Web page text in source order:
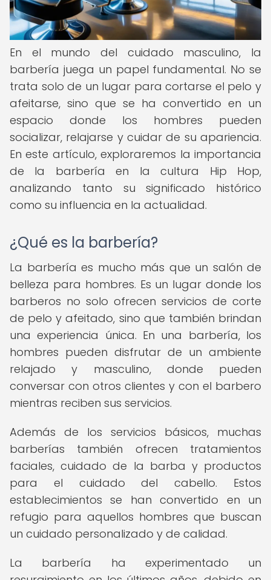
En el mundo del cuidado masculino, la
barbería juega un papel fundamental. No se
trata solo de un lugar para cortarse el pelo y
afeitarse, sino que se ha convertido en un
espacio donde los hombres pueden
socializar, relajarse y cuidar de su apariencia.
En este artículo, exploraremos la importancia
de la barbería en la cultura Hip Hop,
analizando tanto su significado histórico
como su influencia en la actualidad.
¿Qué es la barbería?
La barbería es mucho más que un salón de
belleza para hombres. Es un lugar donde los
barberos no solo ofrecen servicios de corte
de pelo y afeitado, sino que también brindan
una experiencia única. En una barbería, los
hombres pueden disfrutar de un ambiente
relajado y masculino, donde pueden
conversar con otros clientes y con el barbero
mientras reciben sus servicios.
Además de los servicios básicos, muchas
barberías también ofrecen tratamientos
faciales, cuidado de la barba y productos
para el cuidado del cabello. Estos
establecimientos se han convertido en un
refugio para aquellos hombres que buscan
un cuidado personalizado y de calidad.
La barbería ha experimentado un